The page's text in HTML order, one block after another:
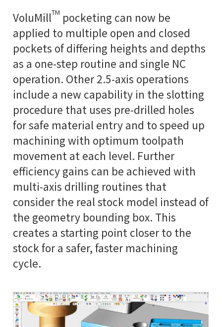
VoluMillTM pocketing can now be
applied to multiple open and closed
pockets of differing heights and depths
as a one-step routine and single NC
operation. Other 2.5-axis operations
include a new capability in the slotting
procedure that uses pre-drilled holes
for safe material entry and to speed up
machining with optimum toolpath
movement at each level. Further
efficiency gains can be achieved with
multi-axis drilling routines that
consider the real stock model instead of
the geometry bounding box. This
creates a starting point closer to the
stock for a safer, faster machining
cycle.